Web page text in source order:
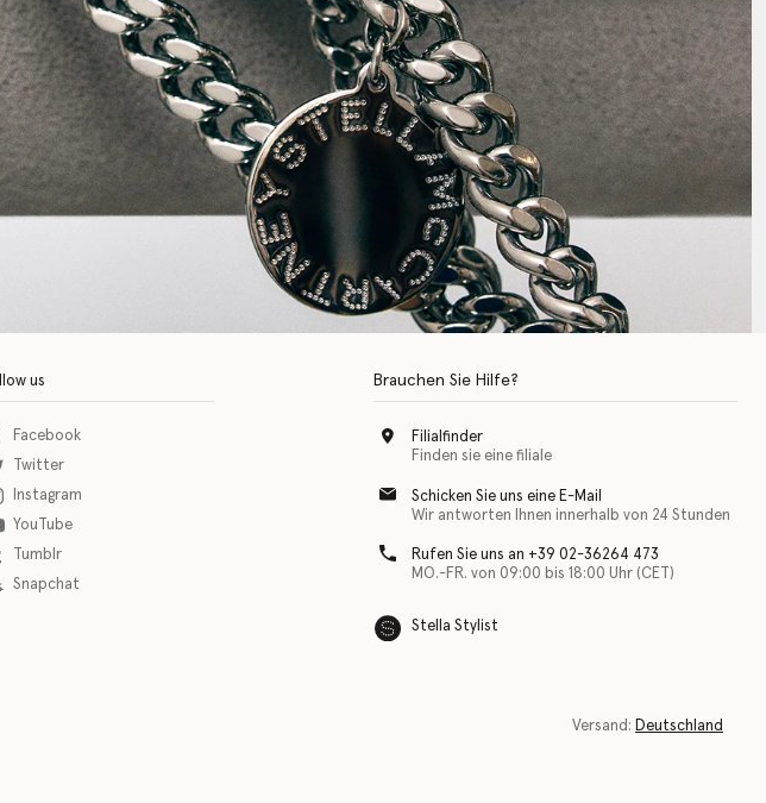
us
Facebook
Twitter
Instagram
YouTube
Tumblr
Snapchat
Brauchen Sie Hilfe?
Filialfinder
Finden sie eine filiale
Schicken Sie uns eine E-Mail
Wir antworten Ihnen innerhalb von 24 Stunden
Rufen Sie uns an +39 02-36264 473
MO.-FR. von 09:00 bis 18:00 Uhr (CET)
Stella Stylist
Versand: Deutschland